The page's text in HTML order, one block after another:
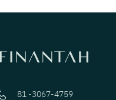
81 -3067-4759